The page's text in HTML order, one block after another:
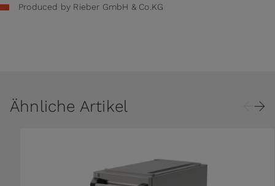
Produced by Rieber GmbH & Co.KG
Ähnliche Artikel